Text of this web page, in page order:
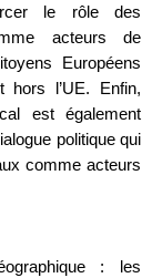
le rôle des
acteurs de
Européens
hors l’UE. Enfin,
est également
politique qui
comme acteurs
: les